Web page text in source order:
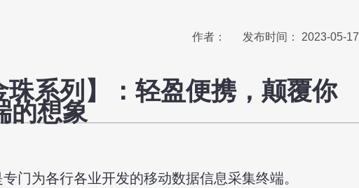
作者： 发布时间： 2023-05-17
珠系列】：轻盈便携，颠覆你
的想象
门为各行各业开发的移动数据信息采集终端。